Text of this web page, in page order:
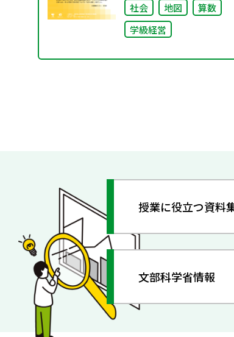
社会
地図
算数
学級経営
授業に役立つ資料
文部科学省情報